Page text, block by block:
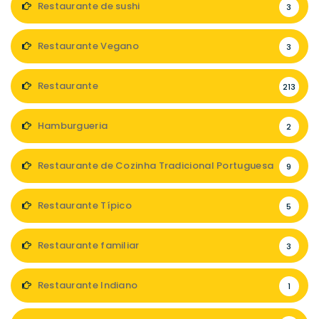
Restaurante de sushi 3
Restaurante Vegano 3
Restaurante 213
Hamburgueria 2
Restaurante de Cozinha Tradicional Portuguesa 9
Restaurante Típico 5
Restaurante familiar 3
Restaurante Indiano 1